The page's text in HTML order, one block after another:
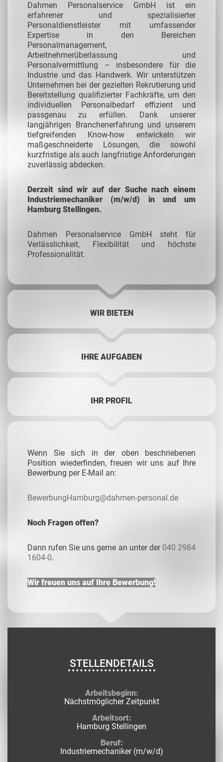
Dahmen Personalservice GmbH ist ein
erfahrener und spezialisierter
Personaldienstleister mit umfassender
Expertise in den Bereichen
Personalmanagement,
Arbeitnehmerüberlassung und
Personalvermittlung – insbesondere für die
Industrie und das Handwerk.Wir unterstützen
Unternehmen bei der gezielten Rekrutierung und
Bereitstellung qualifizierter Fachkräfte, um den
individuellen Personalbedarf effizient und
passgenau zu erfüllen. Dank unserer
langjährigen Branchenerfahrung und unserem
tiefgreifenden Know-how entwickeln wir
maßgeschneiderte Lösungen, die sowohl
kurzfristige als auch langfristige Anforderungen
zuverlässig abdecken.
Derzeit sind wir auf der Suche nach einem
Industriemechaniker (m/w/d) in und um
Hamburg Stellingen.
Dahmen Personalservice GmbH steht für
Verlässlichkeit, Flexibilität und höchste
Professionalität.
WIR BIETEN
IHRE AUFGABEN
IHR PROFIL
Wenn Sie sich in der oben beschriebenen
Position wiederfinden, freuen wir uns auf Ihre
Bewerbung per E-Mail an:
BewerbungHamburg@dahmen-personal.de
Noch Fragen offen?
Dann rufen Sie uns gerne an unter der 040 2984
1604-0.
Wir freuen uns auf Ihre Bewerbung!
STELLENDETAILS
Arbeitsbeginn:
Nächstmöglicher Zeitpunkt
Arbeitsort:
Hamburg Stellingen
Beruf:
Industriemechaniker (m/w/d)